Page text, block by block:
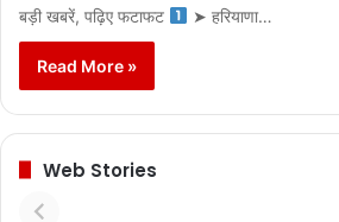
बड़ी खबरें, पढ़िए फटाफट
➤ हरियाणा…
Read More »
Web Stories